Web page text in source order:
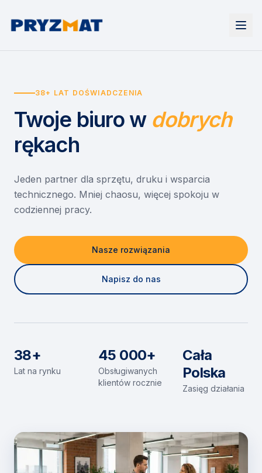
Urządzenia
Drukarki i urządzenia wielofunkcyjne
Etykiety i identyfikacja
Skanery i obieg dokumentów
Monitory interaktywne
Niszczarki dokumentów
Wynajem drukarek
Wynajem urządzeń biurowych
Asystent druku
EZD RP
Misja szkoła
Serwis
O nas
Kontakt
38+ LAT DOŚWIADCZENIA
Twoje biuro w dobrych
rękach
Jeden partner dla sprzętu, druku i wsparcia
technicznego. Mniej chaosu, więcej spokoju w
codziennej pracy.
Nasze rozwiązania
Napisz do nas
38+
Lat na rynku
45 000+
Obsługiwanych
klientów rocznie
Cała
Polska
Zasięg działania